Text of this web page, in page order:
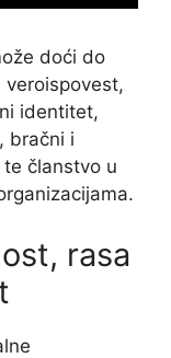
doći do
veroispovest,
identitet,
bračni i
članstvo u
rasa